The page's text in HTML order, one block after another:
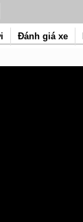
Đánh giá xe